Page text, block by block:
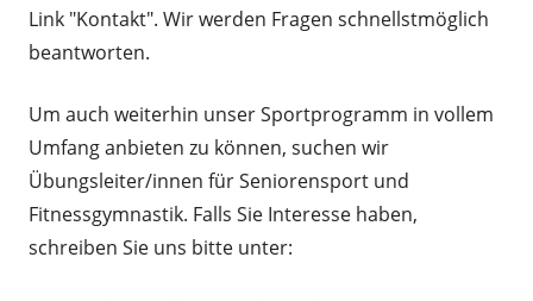
Link "Kontakt". Wir werden Fragen schnellstmöglich
beantworten.
Um auch weiterhin unser Sportprogramm in vollem
Umfang anbieten zu können, suchen wir
Übungsleiter/innen für Seniorensport und
Fitnessgymnastik. Falls Sie Interesse haben,
schreiben Sie uns bitte unter: